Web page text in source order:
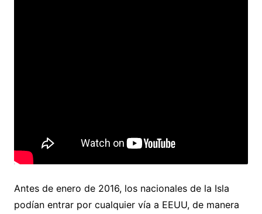
Antes de enero de 2016, los nacionales de la Isla
podían entrar por cualquier vía a EEUU, de manera